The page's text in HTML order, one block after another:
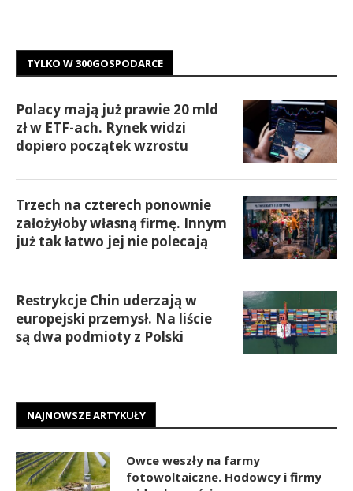
TYLKO W 300GOSPODARCE
Polacy mają już prawie 20 mld
zł w ETF-ach. Rynek widzi
dopiero początek wzrostu
Trzech na czterech ponownie
założyłoby własną firmę. Innym
już tak łatwo jej nie polecają
Restrykcje Chin uderzają w
europejski przemysł. Na liście
są dwa podmioty z Polski
NAJNOWSZE ARTYKUŁY
Owce weszły na farmy
fotowoltaiczne. Hodowcy i firmy